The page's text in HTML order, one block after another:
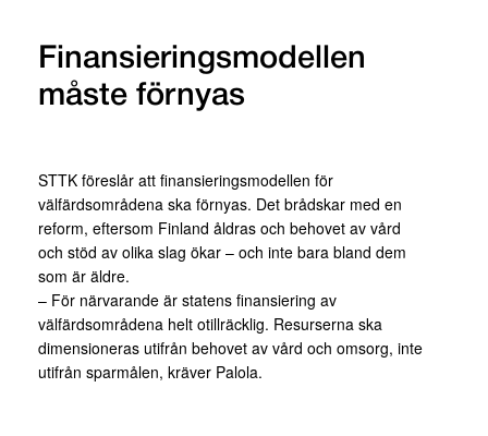
Finansieringsmodellen
måste förnyas
STTK föreslår att finansieringsmodellen för
välfärdsområdena ska förnyas. Det brådskar med en
reform, eftersom Finland åldras och behovet av vård
och stöd av olika slag ökar – och inte bara bland dem
som är äldre.
– För närvarande är statens finansiering av
välfärdsområdena helt otillräcklig. Resurserna ska
dimensioneras utifrån behovet av vård och omsorg, inte
utifrån sparmålen, kräver Palola.